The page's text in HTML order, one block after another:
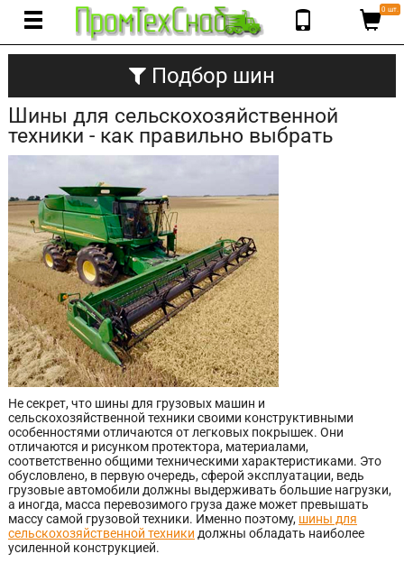
0 шт.
Подбор шин
Шины для сельскохозяйственной
техники - как правильно выбрать
Не секрет, что шины для грузовых машин и
сельскохозяйственной техники своими конструктивными
особенностями отличаются от легковых покрышек. Они
отличаются и рисунком протектора, материалами,
соответственно общими техническими характеристиками. Это
обусловлено, в первую очередь, сферой эксплуатации, ведь
грузовые автомобили должны выдерживать большие нагрузки,
а иногда, масса перевозимого груза даже может превышать
массу самой грузовой техники. Именно поэтому, шины для
сельскохозяйственной техники должны обладать наиболее
усиленной конструкцией.